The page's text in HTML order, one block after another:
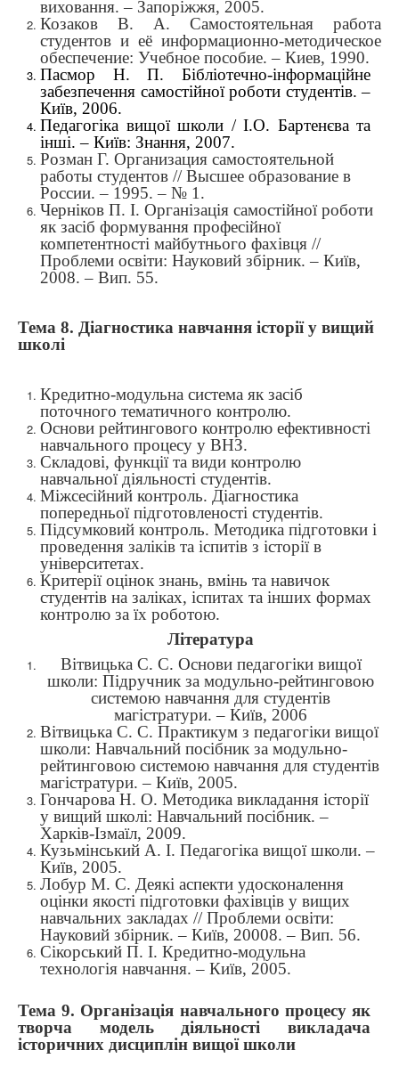
виховання. – Запоріжжя, 2005.
Козаков В. А. Самостоятельная работа
студентов и её информационно-методическое
обеспечение: Учебное пособие. – Киев, 1990.
Пасмор Н. П. Бібліотечно-інформаційне
забезпечення самостійної роботи студентів. –
Київ, 2006.
Педагогіка вищої школи / І.О. Бартенєва та
інші. – Київ: Знання, 2007.
Розман Г. Организация самостоятельной
работы студентов // Высшее образование в
России. – 1995. – № 1.
Черніков П. І. Організація самостійної роботи
як засіб формування професійної
компетентності майбутнього фахівця //
Проблеми освіти: Науковий збірник. – Київ,
2008. – Вип. 55.
Тема 8. Діагностика навчання історії у вищий
школі
Кредитно-модульна система як засіб
поточного тематичного контролю.
Основи рейтингового контролю ефективності
навчального процесу у ВНЗ.
Складові, функції та види контролю
навчальної діяльності студентів.
Міжсесійний контроль. Діагностика
попередньої підготовленості студентів.
Підсумковий контроль. Методика підготовки і
проведення заліків та іспитів з історії в
університетах.
Критерії оцінок знань, вмінь та навичок
студентів на заліках, іспитах та інших формах
контролю за їх роботою.
Література
Вітвицька С. С. Основи педагогіки вищої
школи: Підручник за модульно-рейтинговою
системою навчання для студентів
магістратури. – Київ, 2006
Вітвицька С. С. Практикум з педагогіки вищої
школи: Навчальний посібник за модульно-
рейтинговою системою навчання для студентів
магістратури. – Київ, 2005.
Гончарова Н. О. Методика викладання історії
у вищий школі: Навчальний посібник. –
Харків-Ізмаїл, 2009.
Кузьмінський А. І. Педагогіка вищої школи. –
Київ, 2005.
Лобур М. С. Деякі аспекти удосконалення
оцінки якості підготовки фахівців у вищих
навчальних закладах // Проблеми освіти:
Науковий збірник. – Київ, 20008. – Вип. 56.
Сікорський П. І. Кредитно-модульна
технологія навчання. – Київ, 2005.
Тема 9. Організація навчального процесу як
творча модель діяльності викладача
історичних дисциплін вищої школи